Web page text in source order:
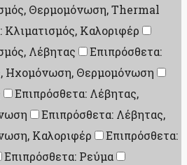
Θερμομόνωση, Thermal
Κλιματισμός, Καλοριφέρ
Λέβητας
Επιπρόσθετα:
Ηχομόνωση, Θερμομόνωση
Επιπρόσθετα: Λέβητας,
Επιπρόσθετα: Λέβητας,
Καλοριφέρ
Επιπρόσθετα:
Επιπρόσθετα: Ρεύμα